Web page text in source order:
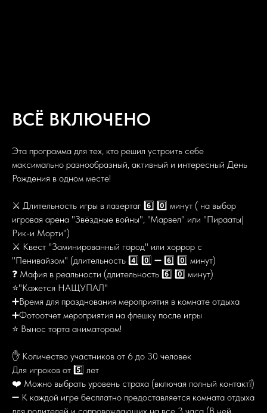
ВСЁ ВКЛЮЧЕНО
Эта программа для тех, кто решил устроить себе
максимально разнообразный, активный и интересный День
Рождения в одном месте!
⚔ Длительность игры в лазертаг 6️⃣ 0️⃣ минут ( на выбор
игровая арена "Звёздные войны", "Марвел" или "Пирааты|
Рик-и Морти")
⚔ Квест "Заминированный город" или хоррор с
"Пенивайзом" (длительность 4️⃣ 0️⃣ ➖ 6️⃣ 0️⃣ минут)
❓ Мафия в реальности (длительность 6️⃣ 0️⃣ минут)
⭐"Кажется НАЩУПАЛ"
➕Время для празднования мероприятия в комнате отдыха
➕Фотоотчет мероприятия на флешку после игры
⭐ Вынос торта аниматором!
✋ Количество участников от 6 до 30 человек
Для игроков от 5️⃣ лет
❤️ Можно выбрать уровень страха (включая полный контакт❕)
➖ К каждой игре бесплатно предоставляется комната отдыха